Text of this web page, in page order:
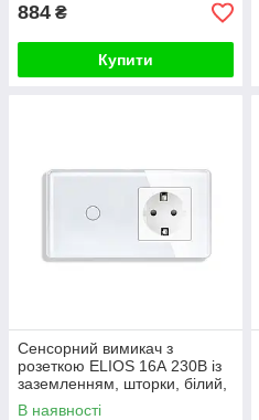
884 ₴
Купити
Сенсорний вимикач з
розеткою ELIOS 16А 230В із
заземленням, шторки, білий,
скло
В наявності